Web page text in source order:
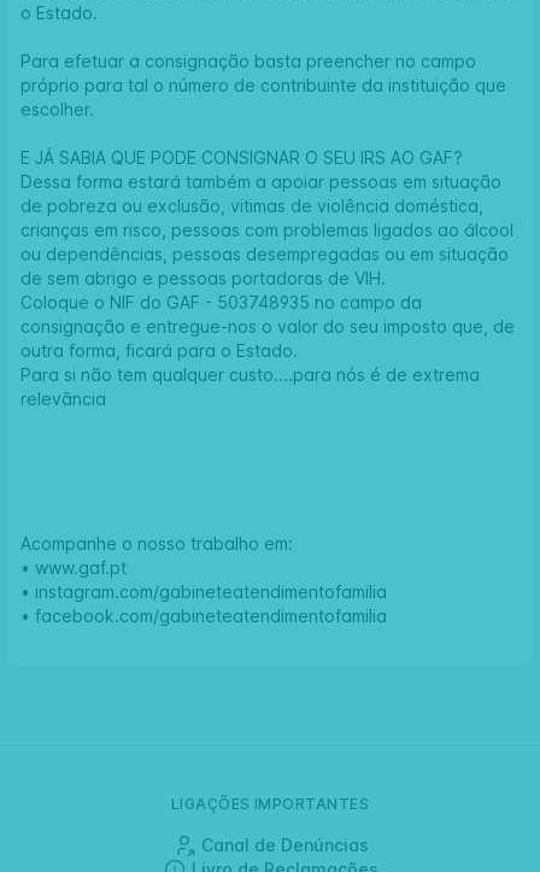
o Estado.
Para efetuar a consignação basta preencher no campo
próprio para tal o número de contribuinte da instituição que
escolher.
E JÁ SABIA QUE PODE CONSIGNAR O SEU IRS AO GAF?
Dessa forma estará também a apoiar pessoas em situação
de pobreza ou exclusão, vitimas de violência doméstica,
crianças em risco, pessoas com problemas ligados ao álcool
ou dependências, pessoas desempregadas ou em situação
de sem abrigo e pessoas portadoras de VIH.
Coloque o NIF do GAF - 503748935 no campo da
consignação e entregue-nos o valor do seu imposto que, de
outra forma, ficará para o Estado.
Para si não tem qualquer custo....para nós é de extrema
relevância
Acompanhe o nosso trabalho em:
• www.gaf.pt
• instagram.com/gabineteatendimentofamilia
• facebook.com/gabineteatendimentofamilia
LIGAÇÕES IMPORTANTES
Canal de Denúncias